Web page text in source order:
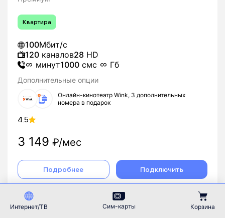
Квартира
100Мбит/с
120 каналов28 HD
минут1000 смс Гб
Дополнительные опции
Онлайн-кинотеатр Wink, 3 дополнительных
номера в подарок
4.5
3 149 ₽/мес
Подробнее Подключить
Интернет/ТВ Сим-карты Корзина